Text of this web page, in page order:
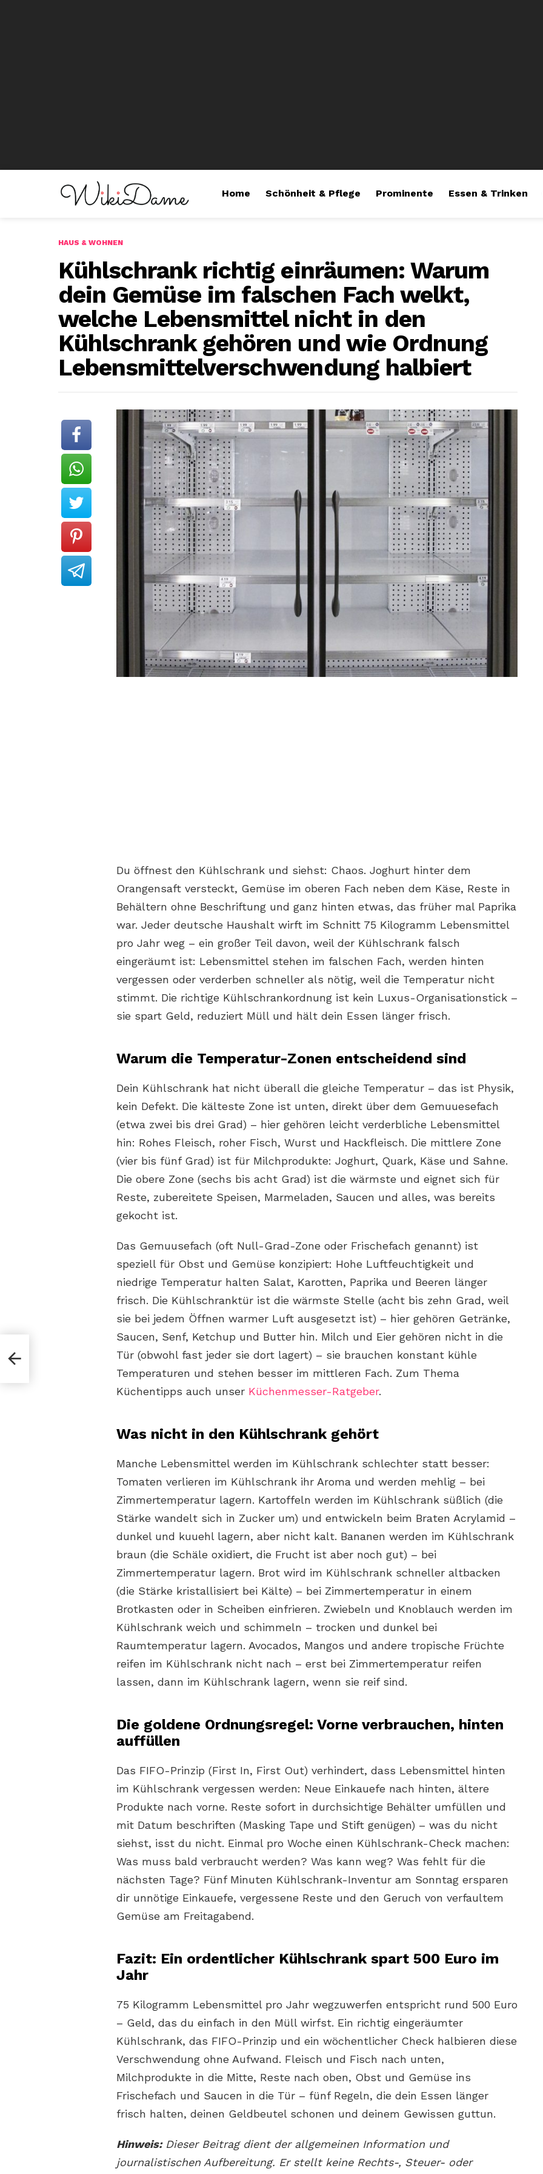
Home Schönheit & Pflege Prominente Essen & Trinken
HAUS & WOHNEN
Kühlschrank richtig einräumen: Warum
dein Gemüse im falschen Fach welkt,
welche Lebensmittel nicht in den
Kühlschrank gehören und wie Ordnung
Lebensmittelverschwendung halbiert
Du öffnest den Kühlschrank und siehst: Chaos. Joghurt hinter dem
Orangensaft versteckt, Gemüse im oberen Fach neben dem Käse, Reste in
Behältern ohne Beschriftung und ganz hinten etwas, das früher mal Paprika
war. Jeder deutsche Haushalt wirft im Schnitt 75 Kilogramm Lebensmittel
pro Jahr weg – ein großer Teil davon, weil der Kühlschrank falsch
eingeräumt ist: Lebensmittel stehen im falschen Fach, werden hinten
vergessen oder verderben schneller als nötig, weil die Temperatur nicht
stimmt. Die richtige Kühlschrankordnung ist kein Luxus-Organisationstick –
sie spart Geld, reduziert Müll und hält dein Essen länger frisch.
Warum die Temperatur-Zonen entscheidend sind
Dein Kühlschrank hat nicht überall die gleiche Temperatur – das ist Physik,
kein Defekt. Die kälteste Zone ist unten, direkt über dem Gemuuesefach
(etwa zwei bis drei Grad) – hier gehören leicht verderbliche Lebensmittel
hin: Rohes Fleisch, roher Fisch, Wurst und Hackfleisch. Die mittlere Zone
(vier bis fünf Grad) ist für Milchprodukte: Joghurt, Quark, Käse und Sahne.
Die obere Zone (sechs bis acht Grad) ist die wärmste und eignet sich für
Reste, zubereitete Speisen, Marmeladen, Saucen und alles, was bereits
gekocht ist.
Das Gemuusefach (oft Null-Grad-Zone oder Frischefach genannt) ist
speziell für Obst und Gemüse konzipiert: Hohe Luftfeuchtigkeit und
niedrige Temperatur halten Salat, Karotten, Paprika und Beeren länger
frisch. Die Kühlschranktür ist die wärmste Stelle (acht bis zehn Grad, weil
sie bei jedem Öffnen warmer Luft ausgesetzt ist) – hier gehören Getränke,
Saucen, Senf, Ketchup und Butter hin. Milch und Eier gehören nicht in die
Tür (obwohl fast jeder sie dort lagert) – sie brauchen konstant kühle
Temperaturen und stehen besser im mittleren Fach. Zum Thema
Küchentipps auch unser Küchenmesser-Ratgeber.
Was nicht in den Kühlschrank gehört
Manche Lebensmittel werden im Kühlschrank schlechter statt besser:
Tomaten verlieren im Kühlschrank ihr Aroma und werden mehlig – bei
Zimmertemperatur lagern. Kartoffeln werden im Kühlschrank süßlich (die
Stärke wandelt sich in Zucker um) und entwickeln beim Braten Acrylamid –
dunkel und kuuehl lagern, aber nicht kalt. Bananen werden im Kühlschrank
braun (die Schäle oxidiert, die Frucht ist aber noch gut) – bei
Zimmertemperatur lagern. Brot wird im Kühlschrank schneller altbacken
(die Stärke kristallisiert bei Kälte) – bei Zimmertemperatur in einem
Brotkasten oder in Scheiben einfrieren. Zwiebeln und Knoblauch werden im
Kühlschrank weich und schimmeln – trocken und dunkel bei
Raumtemperatur lagern. Avocados, Mangos und andere tropische Früchte
reifen im Kühlschrank nicht nach – erst bei Zimmertemperatur reifen
lassen, dann im Kühlschrank lagern, wenn sie reif sind.
Die goldene Ordnungsregel: Vorne verbrauchen, hinten
auffüllen
Das FIFO-Prinzip (First In, First Out) verhindert, dass Lebensmittel hinten
im Kühlschrank vergessen werden: Neue Einkauefe nach hinten, ältere
Produkte nach vorne. Reste sofort in durchsichtige Behälter umfüllen und
mit Datum beschriften (Masking Tape und Stift genügen) – was du nicht
siehst, isst du nicht. Einmal pro Woche einen Kühlschrank-Check machen:
Was muss bald verbraucht werden? Was kann weg? Was fehlt für die
nächsten Tage? Fünf Minuten Kühlschrank-Inventur am Sonntag ersparen
dir unnötige Einkauefe, vergessene Reste und den Geruch von verfaultem
Gemüse am Freitagabend.
Fazit: Ein ordentlicher Kühlschrank spart 500 Euro im
Jahr
75 Kilogramm Lebensmittel pro Jahr wegzuwerfen entspricht rund 500 Euro
– Geld, das du einfach in den Müll wirfst. Ein richtig eingeräumter
Kühlschrank, das FIFO-Prinzip und ein wöchentlicher Check halbieren diese
Verschwendung ohne Aufwand. Fleisch und Fisch nach unten,
Milchprodukte in die Mitte, Reste nach oben, Obst und Gemüse ins
Frischefach und Saucen in die Tür – fünf Regeln, die dein Essen länger
frisch halten, deinen Geldbeutel schonen und deinem Gewissen guttun.
Hinweis:Dieser Beitrag dient der allgemeinen Information und
journalistischen Aufbereitung. Er stellt keine Rechts-, Steuer- oder